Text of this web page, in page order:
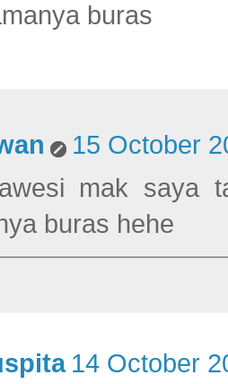
buras
15 October
mak saya
buras hehe
14 October